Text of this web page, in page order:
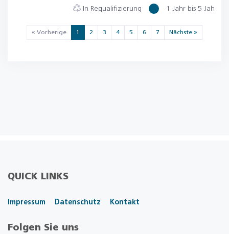
In Requalifizierung 1 Jahr bis 5 Jahre
« Vorherige 1 2 3 4 5 6 7 Nächste »
QUICK LINKS
Impressum Datenschutz Kontakt
Folgen Sie uns